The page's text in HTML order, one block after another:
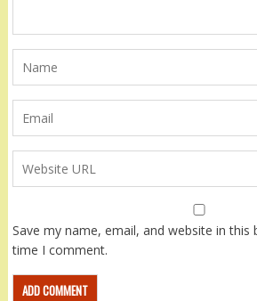
Save my name, email, and website in
time I comment.